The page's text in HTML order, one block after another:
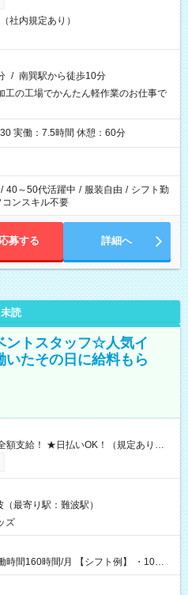
社内規定あり）
/ 南巽駅から徒歩10分
工の工場でかんたん軽作業のお仕事で
実働：7.5時間 休憩：60分
/ 40～50代活躍中 / 服装自由 / シフト勤
コンスキル不要
応募する 詳細へ
未読
ントスタッフ☆人気イ
たその日に給料もら
お仕事後はコンビニATMから 日払
最寄り駅：難波駅）
ズ
/月 【シフト例】 ・10：